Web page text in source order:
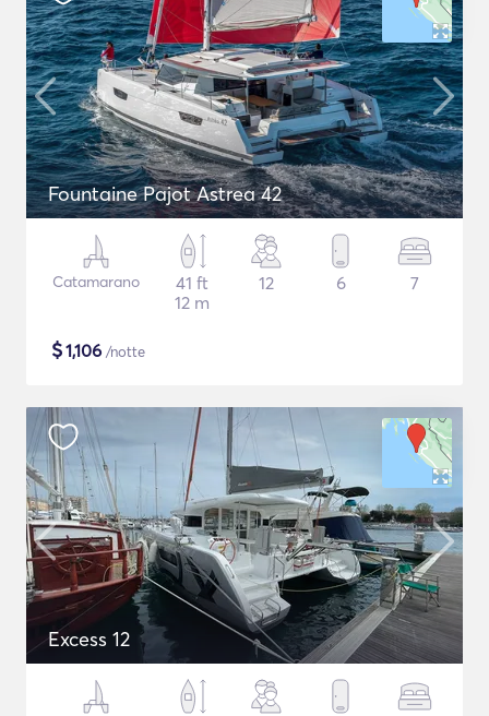
Fountaine Pajot Astrea 42
Catamarano
41 ft
12 m
12 6 7
$1,106 /notte
Excess 12